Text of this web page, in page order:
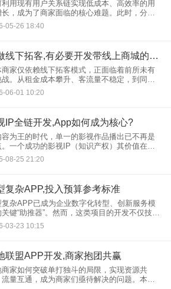
利用现有用户关系链实现低成本、高效率的用
长，成为了商家面临的核心难题。此时，分销
APP开发成为了破局的关键。通过构建一套完
建裂变营销体系，商家能够激发老用户的社
05-26 18:40
只做线下拓客,有必要开发带线上商城的APP吗?
商家仅依赖线下拓客模式，正面临着前所未有
战。从租金成本攀升、客流量不稳定，到同质
争加剧，传统线下拓客的局限性日益凸显。那
体商家是否有必要开发带线上商城的APP，
06-01 10:20
IP全链开发,App如何成为核心?
容为王的时代，单一的影视作品播出已不再是
一个成功的影视IP（知识产权）其价值在于
进行影视IP全链开发，即从单一的剧集或电
伸至游戏、动漫、文学、实景娱乐、衍生品
08-25 21:20
复杂APP,投入预算参考标准
复杂APP已成为企业数字化转型、创新服务模
键“助推器”。然而，这类项目的开发不仅技术
高，预算规划也往往让许多企业头疼不已。大
APP开发预算标准究竟如何制定？本文将从
03-23 10:15
联盟APP开发,商家抱团共赢
商家如何突破单打独斗的局限，实现资源共
量互通，成为商家们亟待解决的问题。本地